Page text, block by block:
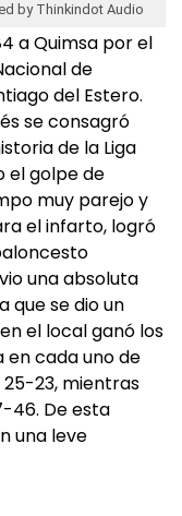
by Thinkindot Audio
a Quimsa por el
de
del Estero.
se consagró
de la Liga
el golpe de
muy parejo y
el infarto, logró
una absoluta
que se dio un
el local ganó los
en cada uno de
25-23, mientras
46. De esta
una leve